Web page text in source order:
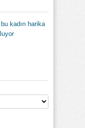
kadın harika